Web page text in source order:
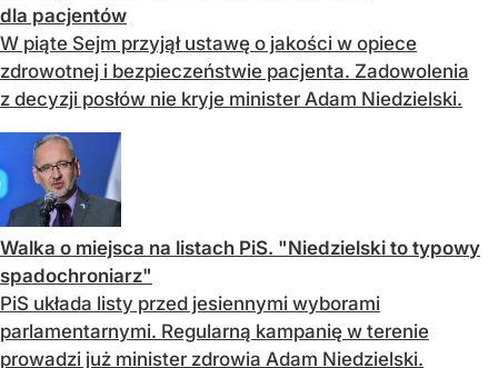
dla pacjentów
W piąte Sejm przyjął ustawę o jakości w opiece
zdrowotnej i bezpieczeństwie pacjenta. Zadowolenia
z decyzji posłów nie kryje minister Adam Niedzielski.
Walka o miejsca na listach PiS. "Niedzielski to typowy
spadochroniarz"
PiS układa listy przed jesiennymi wyborami
parlamentarnymi. Regularną kampanię w terenie
prowadzi już minister zdrowia Adam Niedzielski.